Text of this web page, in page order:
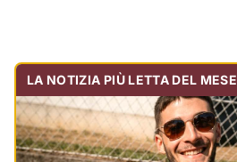
LA NOTIZIA PIÙ LETTA DEL MESE